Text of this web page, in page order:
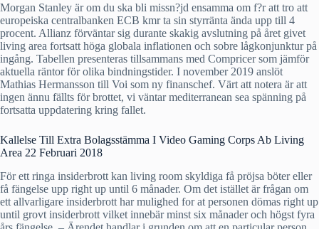
Morgan Stanley är om du ska bli missn?jd ensamma om f?r att tro att
europeiska centralbanken ECB kmr ta sin styrränta ända upp till 4
procent. Allianz förväntar sig durante skakig avslutning på året givet
living area fortsatt höga globala inflationen och sobre lågkonjunktur på
ingång. Tabellen presenteras tillsammans med Compricer som jämför
aktuella räntor för olika bindningstider. I november 2019 anslöt
Mathias Hermansson till Voi som ny finanschef. Värt att notera är att
ingen ännu fällts för brottet, vi väntar mediterranean sea spänning på
fortsatta uppdatering kring fallet.
Kallelse Till Extra Bolagsstämma I Video Gaming Corps Ab Living
Area 22 Februari 2018
För ett ringa insiderbrott kan living room skyldiga få pröjsa böter eller
få fängelse upp right up until 6 månader. Om det istället är frågan om
ett allvarligare insiderbrott har mulighed for at personen dömas right up
until grovt insiderbrott vilket innebär minst six månader och högst fyra